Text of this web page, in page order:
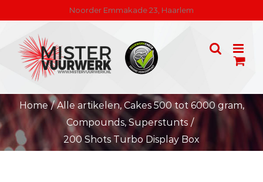
content
Noorder Emmakade 23, Haarlem
Home / Alle artikelen,Cakes 500 tot 6000 gram,
Compounds,Superstunts /
200 Shots Turbo Display Box